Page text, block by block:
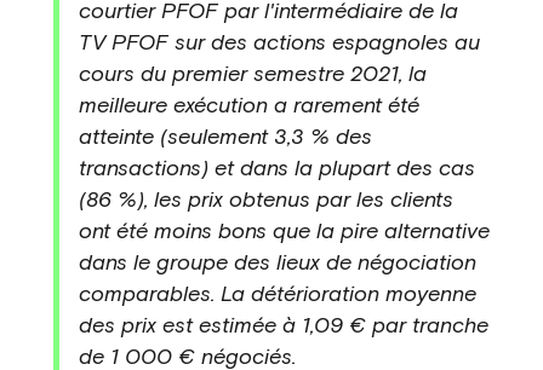
courtier PFOF par l'intermédiaire de la
TV PFOF sur des actions espagnoles au
cours du premier semestre 2021, la
meilleure exécution a rarement été
atteinte (seulement 3,3 % des
transactions) et dans la plupart des cas
(86 %), les prix obtenus par les clients
ont été moins bons que la pire alternative
dans le groupe des lieux de négociation
comparables. La détérioration moyenne
des prix est estimée à 1,09 € par tranche
de 1 000 € négociés.